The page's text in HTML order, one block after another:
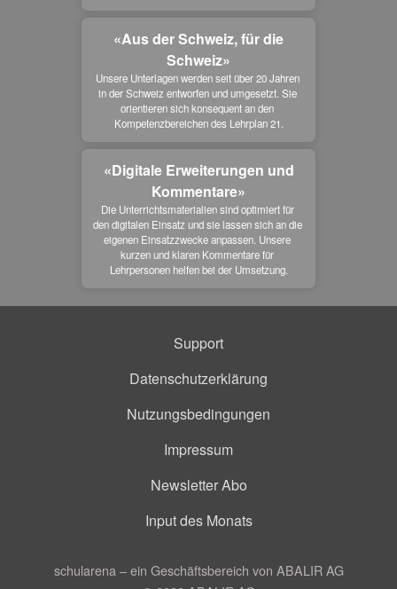
«Aus der Schweiz, für die
Schweiz»
Unsere Unterlagen werden seit über 20 Jahren
in der Schweiz entworfen und umgesetzt. Sie
orientieren sich konsequent an den
Kompetenzbereichen des Lehrplan 21.
«Digitale Erweiterungen und
Kommentare»
Die Unterrichtsmaterialien sind optimiert für
den digitalen Einsatz und sie lassen sich an die
eigenen Einsatzzwecke anpassen. Unsere
kurzen und klaren Kommentare für
Lehrpersonen helfen bei der Umsetzung.
Support
Datenschutzerklärung
Nutzungsbedingungen
Impressum
Newsletter Abo
Input des Monats
schularena – ein Geschäftsbereich von ABALIR AG